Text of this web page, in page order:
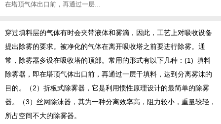
在塔顶气体出口前，再通过一层...
穿过填料层的气体有时会夹带液体和雾滴，因此，工艺上对吸收设备
提出除雾的要求。被净化的气体在离开吸收塔之前要进行除雾。通
常，除雾器多设在吸收塔的顶部。常用的形式有以下几种：(1) 填料
除雾器，即在塔顶气体出口前，再通过一层干填料，达到分离雾沫的
目的。（2）折板式除雾器，它是利用惯性原理设计的最简单的除雾
器。（3） 丝网除沫器 ，其为一种分离效率高，阻力较小，重量较轻，
所占空间不大的除雾器。